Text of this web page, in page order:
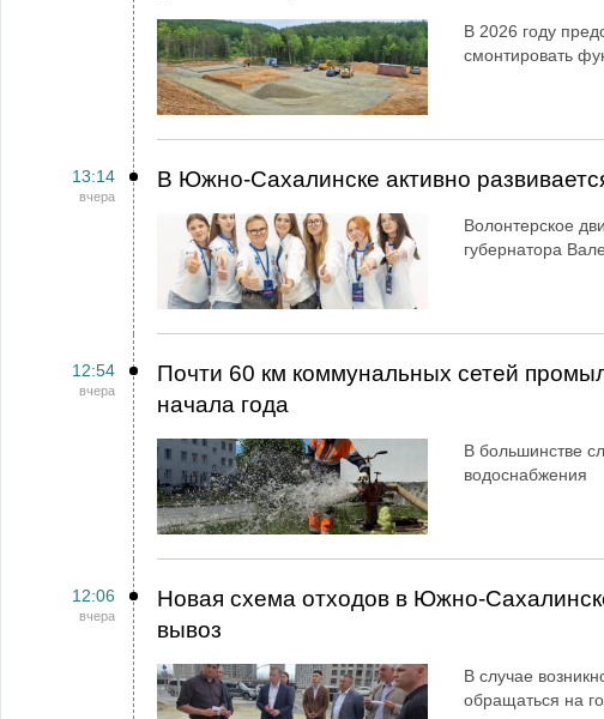
В 2026 году
смонтировать
13:14
вчера
В Южно-Сахалинске активно
Волонтерское
губернатора
12:54
вчера
Почти 60 км коммунальных сетей
начала года
В большинстве
водоснабжения
12:06
вчера
Новая схема отходов в Южно-
вывоз
В случае
обращаться на